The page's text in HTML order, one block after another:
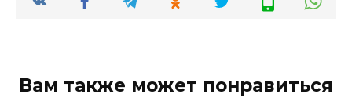
Вам также может понравиться